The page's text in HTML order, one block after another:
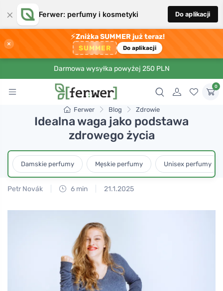
× Ferwer: perfumy i kosmetyki Do aplikacji
×
⚡Zniżka SUMMER już teraz!
SUMMER Do aplikacji
Darmowa wysyłka powyżej 250 PLN
0
Ferwer Blog Zdrowie
Idealna waga jako podstawa
zdrowego życia
Damskie perfumy Męskie perfumy Unisex perfumy
Petr Novák 6 min 21.1.2025